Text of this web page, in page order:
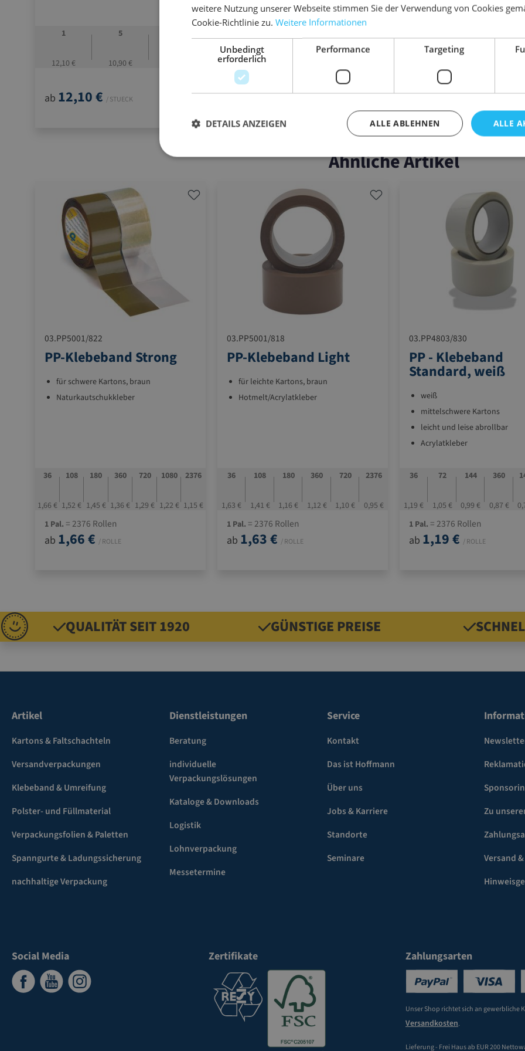
1
12,10 €
5
10,90 €
ab 12,10 € / STUECK
9,06 €
ab9,06 €
Ähnliche Artikel
03.PP5001/822
PP-Klebeband Strong
für schwere Kartons, braun
Naturkautschukkleber
36
1,66 €
108
1,52 €
180
1,45 €
360
1,36 €
720
1,29 €
1080
1,22 €
2376
1,15 €
1 Pal. = 2376 Rollen
ab 1,66 € / ROLLE
03.PP5001/818
PP-Klebeband Light
für leichte Kartons, braun
Hotmelt/Acrylatkleber
36
1,63 €
108
1,41 €
180
1,16 €
360
1,12 €
720
1,10 €
2376
0,95 €
1 Pal. = 2376 Rollen
ab 1,63 € / ROLLE
03.PP4803/830
PP - Klebeband
Standard, weiß
weiß
mittelschwere Kartons
leicht und leise abrollbar
Acrylatkleber
36
1,19 €
72
1,05 €
144
0,99 €
360
0,87 €
1 Pal. = 2376 Rollen
ab 1,19 € / ROLLE
QUALITÄT SEIT 1920 GÜNSTIGE PREISE
Artikel
Kartons & Faltschachteln
Versandverpackungen
Klebeband & Umreifung
Polster- und Füllmaterial
Verpackungsfolien & Paletten
Spanngurte & Ladungssicherung
nachhaltige Verpackung
Dienstleistungen
Beratung
individuelle
Verpackungslösungen
Kataloge & Downloads
Logistik
Lohnverpackung
Messetermine
Service
Kontakt
Das ist Hoffmann
Über uns
Jobs & Karriere
Standorte
Seminare
Zu
Versand
Social Media Zertifikate Zahlungsarten
Unser Shop richtet sich an gewerbliche
Versandkosten.
Lieferung - Frei Haus ab EUR 200
weitere Nutzung unserer Webseite stimmen Sie der Verwendung von Cookies
Cookie-Richtlinie zu. Weitere Informationen
Unbedingt
erforderlich
Performance Targeting
ALLE
ALLE ABLEHNEN
DETAILS ANZEIGEN